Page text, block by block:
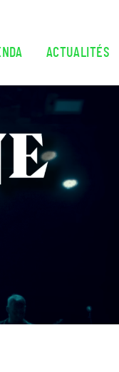
ACTUALITÉS